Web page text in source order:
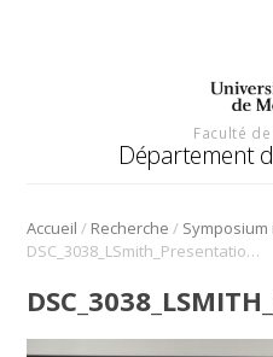
Faculté
Département
Accueil / Recherche /
DSC_3038_LSmith_Presentation_Symposium_Angio_2022